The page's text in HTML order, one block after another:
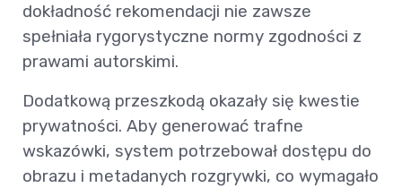
dokładność rekomendacji nie zawsze
spełniała rygorystyczne normy zgodności z
prawami autorskimi.
Dodatkową przeszkodą okazały się kwestie
prywatności. Aby generować trafne
wskazówki, system potrzebował dostępu do
obrazu i metadanych rozgrywki, co wymagało